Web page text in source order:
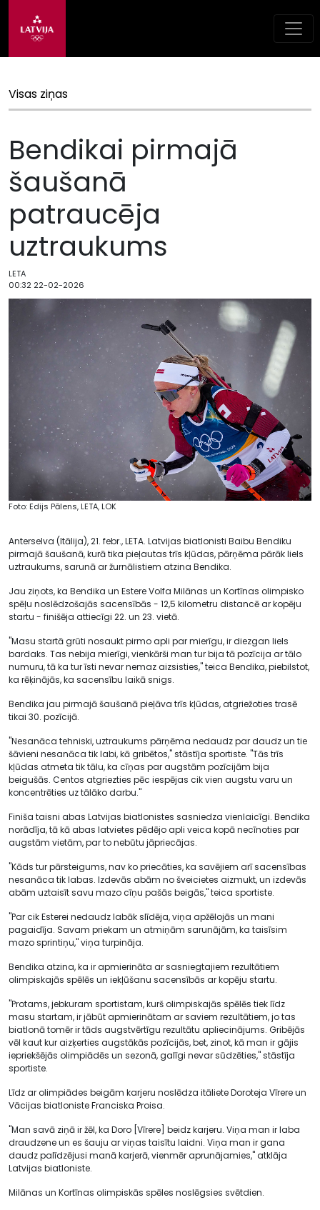
Visas ziņas
Bendikai pirmajā
šaušanā
patraucēja
uztraukums
LETA
00:32 22-02-2026
Foto: Edijs Pālens, LETA, LOK
Anterselva (Itālija), 21. febr., LETA. Latvijas biatlonisti Baibu Bendiku
pirmajā šaušanā, kurā tika pieļautas trīs kļūdas, pārņēma pārāk liels
uztraukums, sarunā ar žurnālistiem atzina Bendika.
Jau ziņots, ka Bendika un Estere Volfa Milānas un Kortīnas olimpisko
spēļu noslēdzošajās sacensībās - 12,5 kilometru distancē ar kopēju
startu - finišēja attiecīgi 22. un 23. vietā.
"Masu startā grūti nosaukt pirmo apli par mierīgu, ir diezgan liels
bardaks. Tas nebija mierīgi, vienkārši man tur bija tā pozīcija ar tālo
numuru, tā ka tur īsti nevar nemaz aizsisties," teica Bendika, piebilstot,
ka rēķinājās, ka sacensību laikā snigs.
Bendika jau pirmajā šaušanā pieļāva trīs kļūdas, atgriežoties trasē
tikai 30. pozīcijā.
"Nesanāca tehniski, uztraukums pārņēma nedaudz par daudz un tie
šāvieni nesanāca tik labi, kā gribētos," stāstīja sportiste. "Tās trīs
kļūdas atmeta tik tālu, ka cīņas par augstām pozīcijām bija
beigušās. Centos atgriezties pēc iespējas cik vien augstu varu un
koncentrēties uz tālāko darbu."
Finiša taisni abas Latvijas biatlonistes sasniedza vienlaicīgi. Bendika
norādīja, tā kā abas latvietes pēdējo apli veica kopā necīnoties par
augstām vietām, par to nebūtu jāpriecājas.
"Kāds tur pārsteigums, nav ko priecāties, ka savējiem arī sacensības
nesanāca tik labas. Izdevās abām no šveicietes aizmukt, un izdevās
abām uztaisīt savu mazo cīņu pašās beigās," teica sportiste.
"Par cik Esterei nedaudz labāk slīdēja, viņa apžēlojās un mani
pagaidīja. Savam priekam un atmiņām sarunājām, ka taisīsim
mazo sprintiņu," viņa turpināja.
Bendika atzina, ka ir apmierināta ar sasniegtajiem rezultātiem
olimpiskajās spēlēs un iekļūšanu sacensībās ar kopēju startu.
"Protams, jebkuram sportistam, kurš olimpiskajās spēlēs tiek līdz
masu startam, ir jābūt apmierinātam ar saviem rezultātiem, jo tas
biatlonā tomēr ir tāds augstvērtīgu rezultātu apliecinājums. Gribējās
vēl kaut kur aizķerties augstākās pozīcijās, bet, zinot, kā man ir gājis
iepriekšējās olimpiādēs un sezonā, galīgi nevar sūdzēties," stāstīja
sportiste.
Līdz ar olimpiādes beigām karjeru noslēdza itāliete Doroteja Vīrere un
Vācijas biatloniste Franciska Proisa.
"Man savā ziņā ir žēl, ka Doro [Vīrere] beidz karjeru. Viņa man ir laba
draudzene un es šauju ar viņas taisītu laidni. Viņa man ir gana
daudz palīdzējusi manā karjerā, vienmēr aprunājamies," atklāja
Latvijas biatloniste.
Milānas un Kortīnas olimpiskās spēles noslēgsies svētdien.